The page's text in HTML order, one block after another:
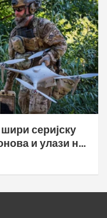
серијску
и улази на